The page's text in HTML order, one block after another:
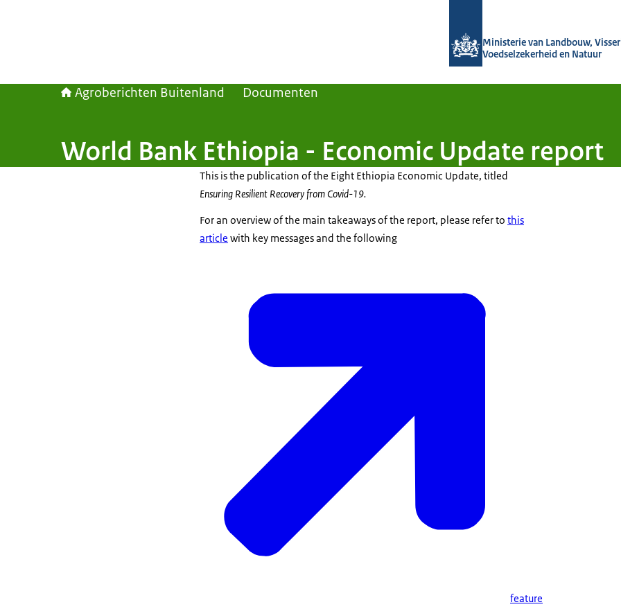
Ministerie van Landbouw,
Voedselzekerheid en Natuur
Agroberichten Buitenland Documenten
World Bank Ethiopia - Economic Update report
This is the publication of the Eight Ethiopia Economic Update, titled
Ensuring Resilient Recovery from Covid-19.
For an overview of the main takeaways of the report, please refer to this
article with key messages and the following
feature